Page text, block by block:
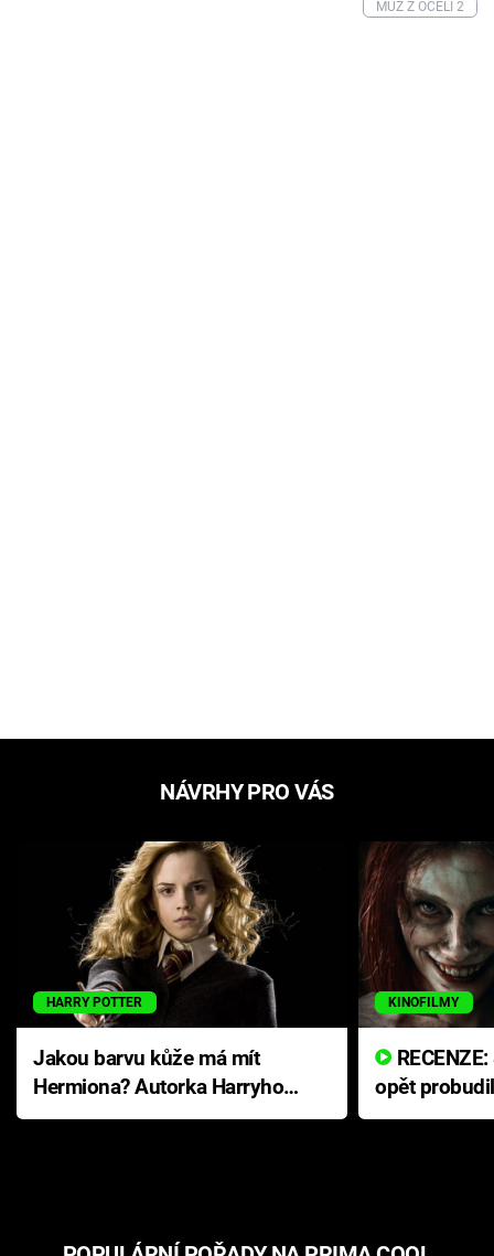
MUŽ Z OCELI 2
NÁVRHY PRO VÁS
HARRY POTTER
Jakou barvu kůže má mít
Hermiona? Autorka Harryho
Pottera přišla s ráznou
KINOFILMY
opět
přichází s